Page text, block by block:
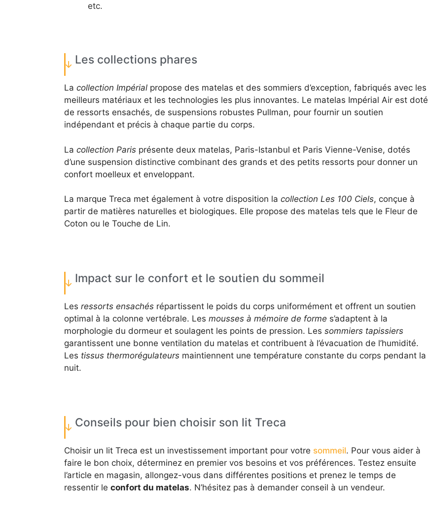
etc.
Les collections phares
La collection Impérialpropose des matelas et des sommiers d’exception, fabriqués avec les
meilleurs matériaux et les technologies les plus innovantes. Le matelas Impérial Air est doté
de ressorts ensachés, de suspensions robustes Pullman, pour fournir un soutien
indépendant et précis à chaque partie du corps.
La collection Parisprésente deux matelas, Paris-Istanbul et Paris Vienne-Venise, dotés
d’une suspension distinctive combinant des grands et des petits ressorts pour donner un
confort moelleux et enveloppant.
La marque Treca met également à votre disposition la collection Les 100 Ciels, conçue à
partir de matières naturelles et biologiques. Elle propose des matelas tels que le Fleur de
Coton ou le Touche de Lin.
Impact sur le confort et le soutien du sommeil
Les ressorts ensachésrépartissent le poids du corps uniformément et offrent un soutien
optimal à la colonne vertébrale. Les mousses à mémoire de forme s’adaptent à la
morphologie du dormeur et soulagent les points de pression. Les sommiers tapissiers
garantissent une bonne ventilation du matelas et contribuent à l’évacuation de l’humidité.
Les tissus thermorégulateursmaintiennent une température constante du corps pendant la
nuit.
Conseils pour bien choisir son lit Treca
Choisir un lit Treca est un investissement important pour votre sommeil. Pour vous aider à
faire le bon choix, déterminez en premier vos besoins et vos préférences. Testez ensuite
l’article en magasin, allongez-vous dans différentes positions et prenez le temps de
ressentir le confort du matelas. N’hésitez pas à demander conseil à un vendeur.